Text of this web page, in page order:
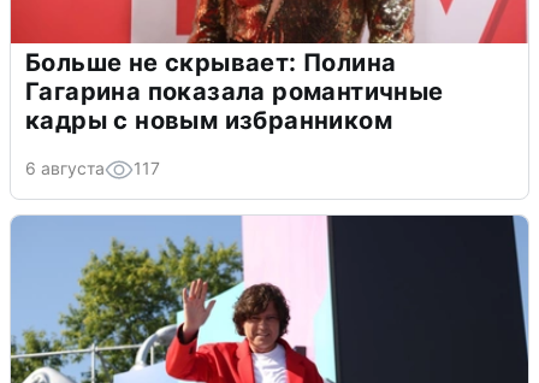
Больше не скрывает: Полина
Гагарина показала романтичные
кадры с новым избранником
6 августа 117